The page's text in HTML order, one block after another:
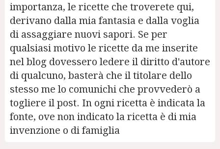
importanza, le ricette che troverete qui,
derivano dalla mia fantasia e dalla voglia
di assaggiare nuovi sapori. Se per
qualsiasi motivo le ricette da me inserite
nel blog dovessero ledere il diritto d'autore
di qualcuno, basterà che il titolare dello
stesso me lo comunichi che provvederò a
togliere il post. In ogni ricetta è indicata la
fonte, ove non indicato la ricetta è di mia
invenzione o di famiglia